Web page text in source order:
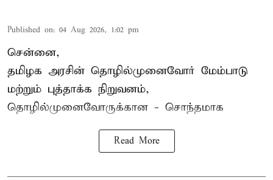
Published on: 04 Aug 2026, 1:02 pm
சென்னை,
தமிழக அரசின் தொழில்முனைவோர் மேம்பாடு
மற்றும் புத்தாக்க நிறுவனம்,
தொழில்முனைவோருக்கான - சொந்தமாக
Read More